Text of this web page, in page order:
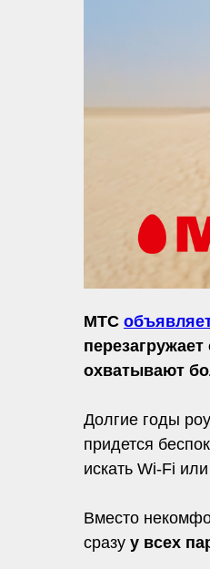
МТС
охватывают
Долгие годы
придется
искать Wi-Fi
Вместо
сразу у всех